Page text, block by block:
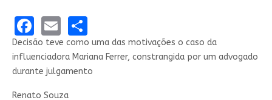
Facebook
EmailShare
Decisão teve como uma das motivações o caso da
influenciadora Mariana Ferrer, constrangida por um advogado
durante julgamento
Renato Souza